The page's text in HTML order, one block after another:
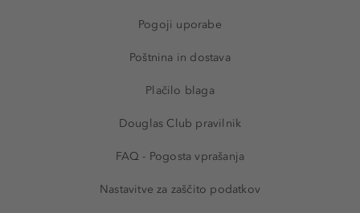
Pogoji uporabe
Poštnina in dostava
Plačilo blaga
Douglas Club pravilnik
FAQ - Pogosta vprašanja
Nastavitve za zaščito podatkov